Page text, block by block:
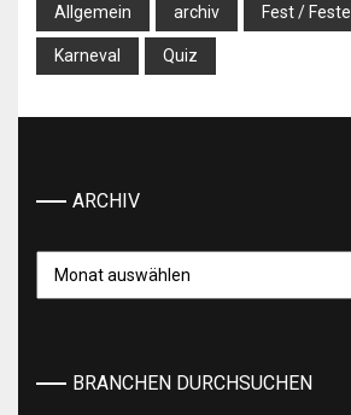
Allgemein archiv Fest / Feste
Karneval Quiz
ARCHIV
BRANCHEN DURCHSUCHEN